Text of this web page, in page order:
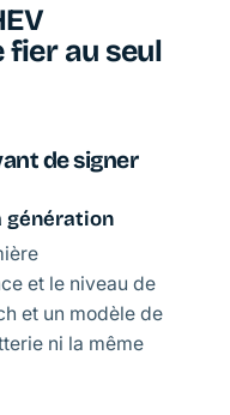
fier au seul
de signer
génération
et le niveau de
et un modèle de
ni la même